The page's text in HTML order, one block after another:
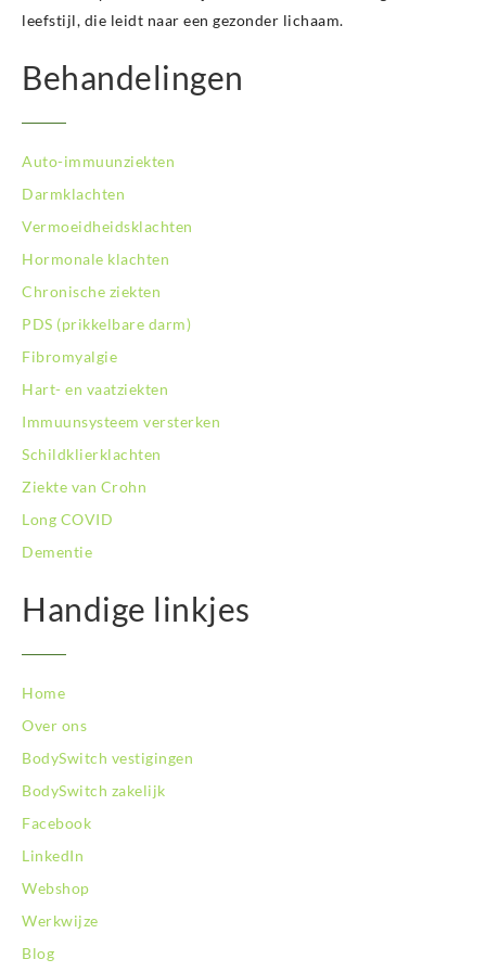
BodySwitch Leeuwarden
BodySwitch Leiden
BodySwitch Lelystad
BodySwitch Maastricht
BodySwitch Nijmegen
BodySwitch Oss
BodySwitch Purmerend
BodySwitch Rotterdam-Centrum
BodySwitch Rotterdam-Kralingen
BodySwitch Rotterdam-Oost
BodySwitch Schiedam
BodySwitch Tiel
BodySwitch Tilburg
BodySwitch Utrecht
BodySwitch Veluwe
BodySwitch Vlaardingen
BodySwitch Wageningen
BodySwitch Zaandam
BodySwitch Zeist
BodySwitch Zoetermeer
BodySwitch Zwolle
leefstijl, die leidt naar een gezonder lichaam.
Behandelingen
Auto-immuunziekten
Darmklachten
Vermoeidheidsklachten
Hormonale klachten
Chronische ziekten
PDS (prikkelbare darm)
Fibromyalgie
Hart- en vaatziekten
Immuunsysteem versterken
Schildklierklachten
Ziekte van Crohn
Long COVID
Dementie
Handige linkjes
Home
Over ons
BodySwitch vestigingen
BodySwitch zakelijk
Facebook
LinkedIn
Webshop
Werkwijze
Blog